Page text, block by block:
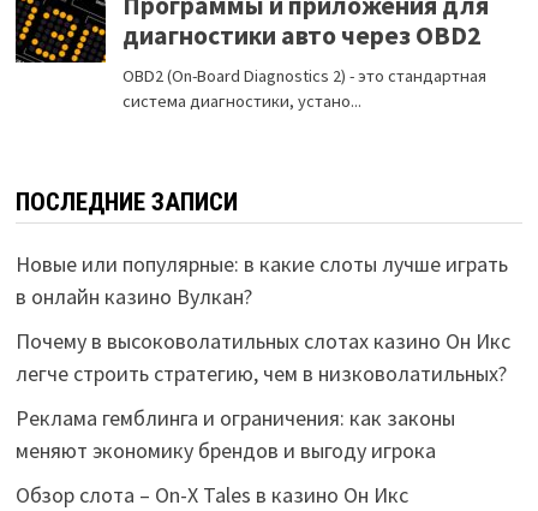
ПОСЛЕДНИЕ ЗАПИСИ
Новые или популярные: в какие слоты лучше играть
в онлайн казино Вулкан?
Почему в высоковолатильных слотах казино Он Икс
легче строить стратегию, чем в низковолатильных?
Реклама гемблинга и ограничения: как законы
меняют экономику брендов и выгоду игрока
Обзор слота – On-X Tales в казино Он Икс